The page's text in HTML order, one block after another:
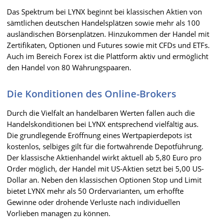
Das Spektrum bei LYNX beginnt bei klassischen Aktien von
sämtlichen deutschen Handelsplätzen sowie mehr als 100
ausländischen Börsenplätzen. Hinzukommen der Handel mit
Zertifikaten, Optionen und Futures sowie mit CFDs und ETFs.
Auch im Bereich Forex ist die Plattform aktiv und ermöglicht
den Handel von 80 Währungspaaren.
Die Konditionen des Online-Brokers
Durch die Vielfalt an handelbaren Werten fallen auch die
Handelskonditionen bei LYNX entsprechend vielfältig aus.
Die grundlegende Eröffnung eines Wertpapierdepots ist
kostenlos, selbiges gilt für die fortwährende Depotführung.
Der klassische Aktienhandel wirkt aktuell ab 5,80 Euro pro
Order möglich, der Handel mit US-Aktien setzt bei 5,00 US-
Dollar an. Neben den klassischen Optionen Stop und Limit
bietet LYNX mehr als 50 Ordervarianten, um erhoffte
Gewinne oder drohende Verluste nach individuellen
Vorlieben managen zu können.